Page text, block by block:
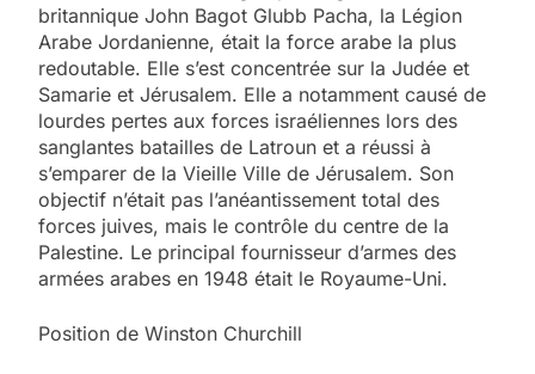
britannique John Bagot Glubb Pacha, la Légion
Arabe Jordanienne, était la force arabe la plus
redoutable. Elle s’est concentrée sur la Judée et
Samarie et Jérusalem. Elle a notamment causé de
lourdes pertes aux forces israéliennes lors des
sanglantes batailles de Latroun et a réussi à
s’emparer de la Vieille Ville de Jérusalem. Son
objectif n’était pas l’anéantissement total des
forces juives, mais le contrôle du centre de la
Palestine. Le principal fournisseur d’armes des
armées arabes en 1948 était le Royaume-Uni.
Position de Winston Churchill